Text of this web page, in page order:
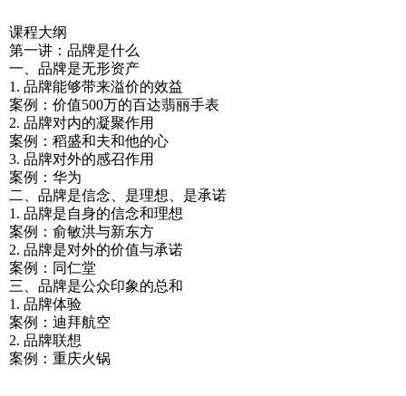
课程大纲
第一讲：品牌是什么
一、品牌是无形资产
1. 品牌能够带来溢价的效益
案例：价值500万的百达翡丽手表
2. 品牌对内的凝聚作用
案例：稻盛和夫和他的心
3. 品牌对外的感召作用
案例：华为
二、品牌是信念、是理想、是承诺
1. 品牌是自身的信念和理想
案例：俞敏洪与新东方
2. 品牌是对外的价值与承诺
案例：同仁堂
三、品牌是公众印象的总和
1. 品牌体验
案例：迪拜航空
2. 品牌联想
案例：重庆火锅